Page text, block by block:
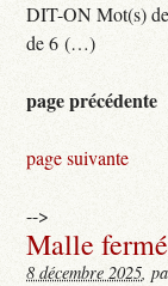
DIT-ON Mot(s)
de 6 (…)
page précédente
page suivante
-->
Malle
8 décembre 2025,